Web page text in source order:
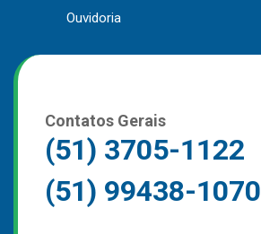
Ouvidoria
Contatos Gerais
(51) 3705-1122
(51) 99438-1070